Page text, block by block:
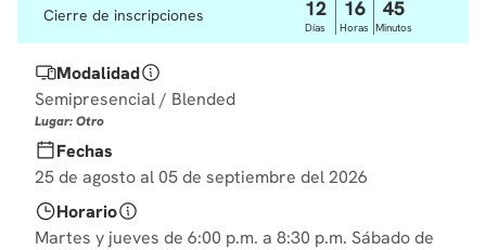
diseño
Cierre de inscripciones 12
Días
16
Horas
45
Minutos
Modalidad
Semipresencial / Blended
Lugar: Otro
Fechas
25 de agosto al 05 de septiembre del 2026
Horario
Martes y jueves de 6:00 p.m. a 8:30 p.m. Sábado de